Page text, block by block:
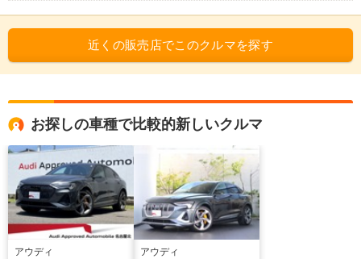
近くの販売店でこのクルマを探す
お探しの車種で比較的新しいクルマ
アウディ アウディ